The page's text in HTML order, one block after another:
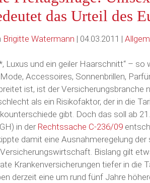
das Urteil des
Brigitte Watermann | 04.03.2011 |
Luxus und ein geiler Haarschnitt“ –
Accessoires, Sonnenbrillen,
ist, ist der Versicherungsbranche
als ein Risikofaktor, der in die
gibt. Doch das soll ab
in derRechtssache C-236/09
damit eine Ausnahmeregelung
Bislang gilt
Krankenversicherungen tiefer in die
derzeit eine um rund fünf Jahre